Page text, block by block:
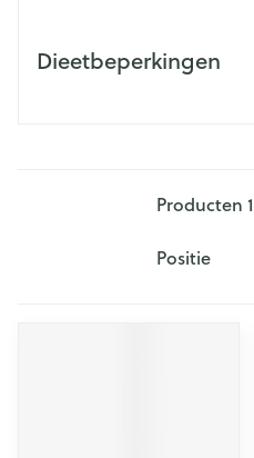
Dieetbeperkingen
Producten 1
Sorteer op: